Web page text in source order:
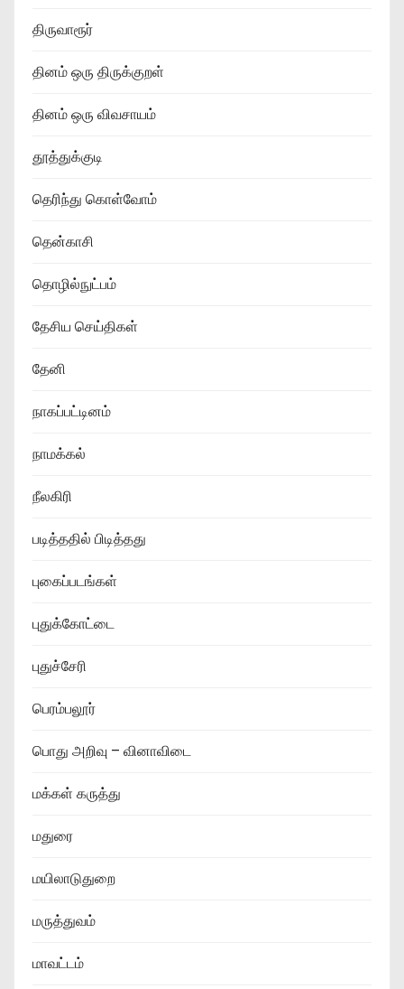
திருவாரூர்
தினம் ஒரு திருக்குறள்
தினம் ஒரு விவசாயம்
தூத்துக்குடி
தெரிந்து கொள்வோம்
தென்காசி
தொழில்நுட்பம்
தேசிய செய்திகள்
தேனி
நாகப்பட்டினம்
நாமக்கல்
நீலகிரி
படித்ததில் பிடித்தது
புகைப்படங்கள்
புதுக்கோட்டை
புதுச்சேரி
பெரம்பலூர்
பொது அறிவு – வினாவிடை
மக்கள் கருத்து
மதுரை
மயிலாடுதுறை
மருத்துவம்
மாவட்டம்